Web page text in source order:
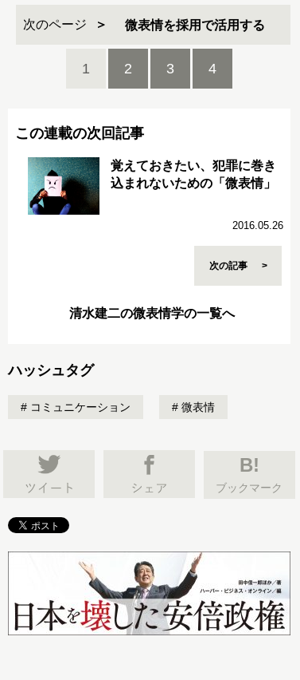
次のページ 微表情を採用で活用する
1 2 3 4
この連載の次回記事
覚えておきたい、犯罪に巻き
込まれないための「微表情」
2016.05.26
次の記事
清水建二の微表情学の一覧へ
ハッシュタグ
コミュニケーション 微表情
B!
ブックマーク